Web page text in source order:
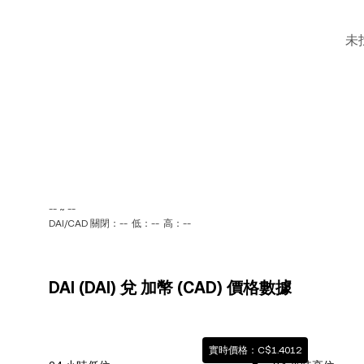
未
-- ~ --
DAI/CAD 關閉：-- 低：-- 高：--
DAI (DAI) 兌 加幣 (CAD) 價格數據
實時價格：C$1.4012